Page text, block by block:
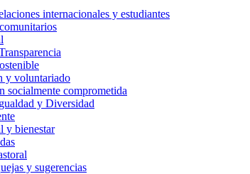
internacionales y estudiantes
y voluntariado
socialmente comprometida
y Diversidad
y bienestar
y sugerencias